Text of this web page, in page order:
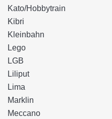
Kato/Hobbytrain
Kibri
Kleinbahn
Lego
LGB
Liliput
Lima
Marklin
Meccano